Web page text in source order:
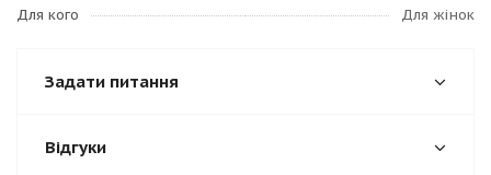
Для кого
Для жінок
Задати питання
Відгуки